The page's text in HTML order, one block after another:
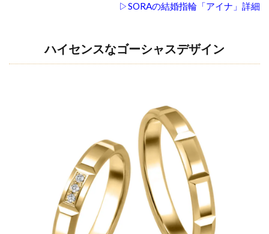
▷SORAの結婚指輪「アイナ」詳細
ハイセンスなゴーシャスデザイン